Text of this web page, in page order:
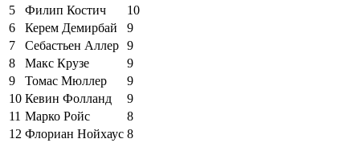
5
Филип Костич
10
6
Керем Демирбай
9
7
Себастьен Аллер 9
8
Макс Крузе
9
9
Томас Мюллер
9
10 Кевин Фолланд
9
11 Марко Ройс
8
12 Флориан Нойхаус 8